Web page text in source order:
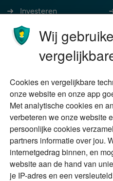
Investeren
Ondernemen
Stoppen met werken
Wonen
Duurzaam
Vermogensplanning
Tweede huis in
buitenland
DGA
Erfenis
Wij
Cookies en vergelijkbare
onze website en onze app
Met analytische cookies en
verbeteren we onze website
persoonlijke cookies
partners informatie over jou.
internetgedrag binnen, en
website aan de hand van
je IP-adres en een